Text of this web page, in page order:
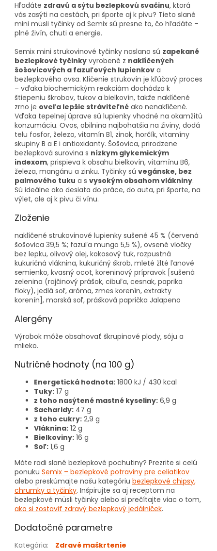
Hľadáte zdravú a sýtu bezlepkovú svačinu, ktorá
vás zasýti na cestách, pri športe aj k pivu? Tieto slané
mini müsli tyčinky od Semix sú presne to, čo hľadáte –
plné živín, chuti a energie.
Semix mini strukovinové tyčinky naslano sú zapekané
bezlepkové tyčinky vyrobené z naklíčených
šošovicových a fazuľových lupienkov a
bezlepkového ovsa. Klíčenie strukovín je kľúčový proces
– vďaka biochemickým reakciám dochádza k
štiepeniu škrobov, tukov a bielkovín, takže naklíčené
zrno je oveľa lepšie stráviteľné ako nenaklíčené.
Vďaka tepelnej úprave sú lupienky vhodné na okamžitú
konzumáciu. Ovos, obilnina najbohatšia na živiny, dodá
telu fosfor, železo, vitamín B1, zinok, horčík, vitamíny
skupiny B a E i antioxidanty. Šošovica, prirodzene
bezlepková surovina s nízkym glykemickým
indexom, prispieva k obsahu bielkovín, vitamínu B6,
železa, mangánu a zinku. Tyčinky sú vegánske, bez
palmového tuku a s vysokým obsahom vlákniny.
Sú ideálne ako desiata do práce, do auta, pri športe, na
výlet, ale aj k pivu či vínu.
Zloženie
naklíčené strukovinové lupienky sušené 45 % (červená
šošovica 39,5 %; fazuľa mungo 5,5 %), ovsené vločky
bez lepku, olivový olej, kokosový tuk, rozpustná
kukuričná vláknina, kukuričný škrob, mleté žlté ľanové
semienko, kvasný ocot, koreninový prípravok [sušená
zelenina (rajčinový prášok, cibuľa, cesnak, paprika
floky), jedlá soľ, aróma, zmes korenín, extrakty
korenín], morská soľ, prášková paprička Jalapeno
Alergény
Výrobok môže obsahovať škrupinové plody, sóju a
mlieko.
Nutričné hodnoty (na 100 g)
Energetická hodnota: 1800 kJ / 430 kcal
Tuky: 17 g
z toho nasýtené mastné kyseliny: 6,9 g
Sacharidy: 47 g
z toho cukry: 2,9 g
Vláknina: 12 g
Bielkoviny: 16 g
Soľ: 1,6 g
Máte radi slané bezlepkové pochutiny? Prezrite si celú
ponuku Semix – bezlepkové potraviny pre celiatikov
alebo preskúmajte našu kategóriu bezlepkové chipsy,
chrumky a tyčinky. Inšpirujte sa aj receptom na
bezlepkové müsli tyčinky alebo si prečítajte viac o tom,
ako si zostaviť zdravý bezlepkový jedálniček.
Dodatočné parametre
Kategória:
Zdravé maškrtenie
×
Letný výpredajje v plnom prúde! Vybrané
produkty